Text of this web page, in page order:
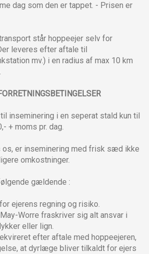
dag som den er tappet. - Prisen er
står hoppeejer selv for
leveres efter aftale til
mv.) i en radius af max 10 km
inseminering i en seperat stald kun til
+ moms pr. dag.
os, er inseminering med frisk sæd ikke
omkostninger.
gældende :
ejerens regning og risiko.
Worre fraskriver sig alt ansvar i
eller lign.
efter aftale med hoppeejeren,
at dyrlæge bliver tilkaldt for ejers